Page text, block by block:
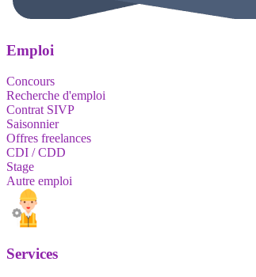
Emploi
Concours
Recherche d'emploi
Contrat SIVP
Saisonnier
Offres freelances
CDI / CDD
Stage
Autre emploi
Services